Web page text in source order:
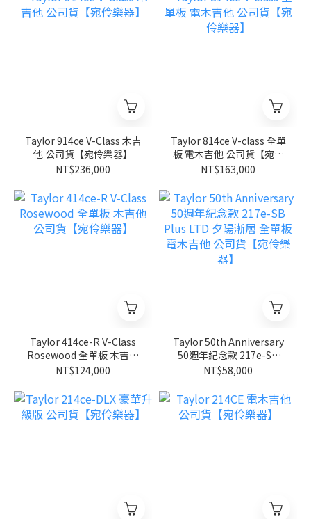
Taylor 914ce V-Class 木吉
他 公司貨【宛伶樂器】
NT$236,000
Taylor 814ce V-class 全單
板 電木吉他 公司貨【宛伶
樂器】
NT$163,000
Taylor 414ce-R V-Class
Rosewood 全單板 木吉他
公司貨【宛伶樂器】
NT$124,000
Taylor 50th Anniversary
50週年紀念款 217e-SB
Plus LTD 夕陽漸層 全單板
器】
NT$58,000